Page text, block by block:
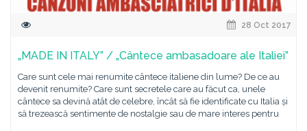
28 Oct 2017
„MADE IN ITALY” / „Cântece ambasadoare ale Italiei”
Care sunt cele mai renumite cântece italiene din lume? De ce au
devenit renumite? Care sunt secretele care au făcut ca, unele
cântece sa devină atât de celebre, încât să fie identificate cu Italia și
să trezească sentimente de nostalgie sau de mare interes pentru